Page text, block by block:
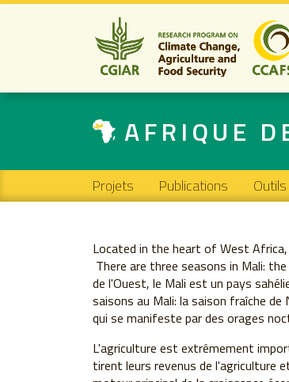
AFRIQUE
Main navigation
Projets Publications Outils
Located in the heart of West
There are three seasons in Mali:
de l'Ouest, le Mali est un pays
saisons au Mali: la saison fraîche de
qui se manifeste par des orages
L'agriculture est extrêmement
tirent leurs revenus de l'agriculture